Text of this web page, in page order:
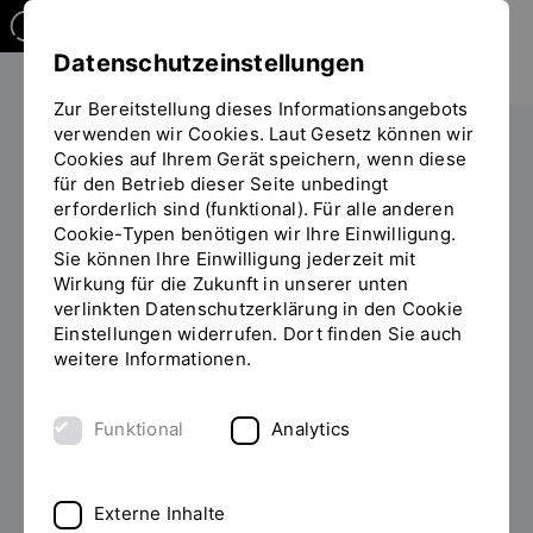
Sie
befinden
sich
auf
der
Seite
Waste
Aktionstag
Die OTH
Einrichtungen
Stabsstelle Nachhaltigkeit
Green Office
Förderung von Initiativen und Projektideen
Bereits geförderte Initiativen und Projekte
Zero Waste & Clean Ups
Zero Waste Aktionstag 2022
fand am 4. Mai der Zero
Datenschutzeinstellungen
Zur Bereitstellung dieses Informationsangebots
verwenden wir Cookies. Laut Gesetz können wir
Cookies auf Ihrem Gerät speichern, wenn diese
für den Betrieb dieser Seite unbedingt
erforderlich sind (funktional). Für alle anderen
Cookie-Typen benötigen wir Ihre Einwilligung.
Sie können Ihre Einwilligung jederzeit mit
Wirkung für die Zukunft in unserer unten
verlinkten Datenschutzerklärung in den Cookie
Einstellungen widerrufen. Dort finden Sie auch
weitere Informationen.
Funktional Analytics
Externe Inhalte